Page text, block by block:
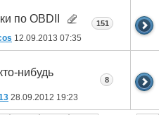
по OBDII
12.09.2013 07:35
151
нибудь
28.09.2012 19:23
8